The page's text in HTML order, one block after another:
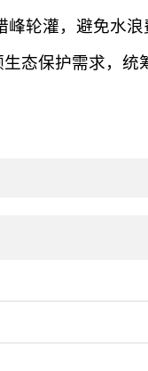
峰轮灌，避免水
态保护需求，统